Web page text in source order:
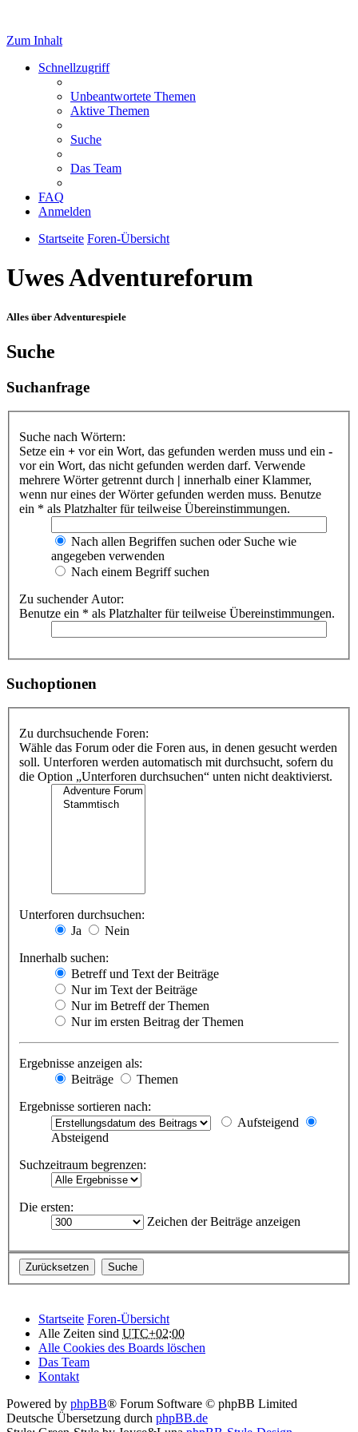
Zum Inhalt
Schnellzugriff
Unbeantwortete Themen
Aktive Themen
Suche
Das Team
FAQ
Anmelden
Startseite Foren-Übersicht
Uwes Adventureforum
Alles über Adventurespiele
Suche
Suchanfrage
Suche nach Wörtern:
Setze ein + vor ein Wort, das gefunden werden muss und ein -
vor ein Wort, das nicht gefunden werden darf. Verwende
mehrere Wörter getrennt durch | innerhalb einer Klammer,
wenn nur eines der Wörter gefunden werden muss. Benutze
ein * als Platzhalter für teilweise Übereinstimmungen.
Nach allen Begriffen suchen oder Suche wie
angegeben verwenden
Nach einem Begriff suchen
Zu suchender Autor:
Benutze ein * als Platzhalter für teilweise Übereinstimmungen.
Suchoptionen
Zu durchsuchende Foren:
Wähle das Forum oder die Foren aus, in denen gesucht werden
soll. Unterforen werden automatisch mit durchsucht, sofern du
die Option „Unterforen durchsuchen“ unten nicht deaktivierst.
Unterforen durchsuchen:
Ja
Nein
Innerhalb suchen:
Betreff und Text der Beiträge
Nur im Text der Beiträge
Nur im Betreff der Themen
Nur im ersten Beitrag der Themen
Ergebnisse anzeigen als:
Beiträge
Themen
Ergebnisse sortieren nach:
Aufsteigend
Absteigend
Suchzeitraum begrenzen:
Die ersten:
Zeichen der Beiträge anzeigen
Startseite Foren-Übersicht
Alle Zeiten sind UTC+02:00
Alle Cookies des Boards löschen
Das Team
Kontakt
Powered by phpBB® Forum Software © phpBB Limited
Deutsche Übersetzung durch phpBB.de